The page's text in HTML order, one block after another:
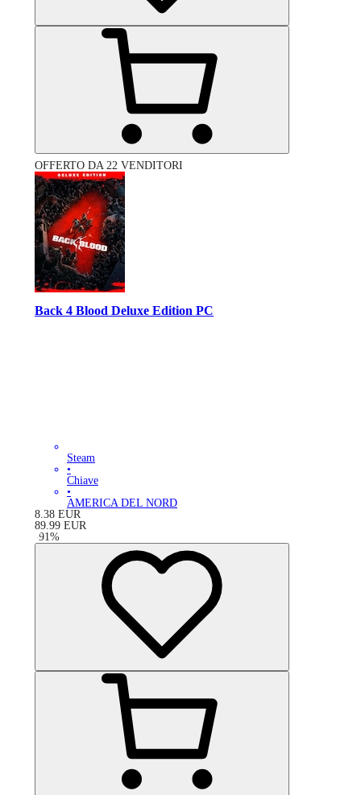
OFFERTO DA 22 VENDITORI
Back 4 Blood Deluxe Edition PC
Steam
•
Chiave
•
AMERICA DEL NORD
8.38 EUR
89.99 EUR
-91%